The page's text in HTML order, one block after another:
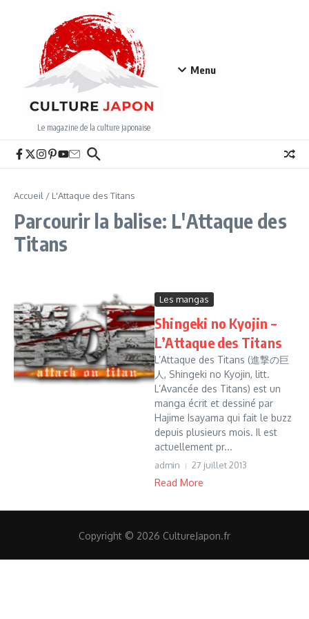
Le magazine de la culture japonaise
Menu
Accueil / L'Attaque des Titans
Parcourir la balise: L'Attaque des
Titans
Les mangas
Shingeki no Kyojin –
L’Attaque des Titans
L’Attaque des Titans (進撃の巨
人, Shingeki no Kyojin, litt.
L’Avancée des Titans) est un
manga écrit et dessiné par
Hajime Isayama qui fait le buzz
depuis plusieurs mois. Il est
actuellement pr...
admin 27 juillet 2013
Read More